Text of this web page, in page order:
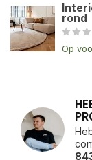
rond
Op